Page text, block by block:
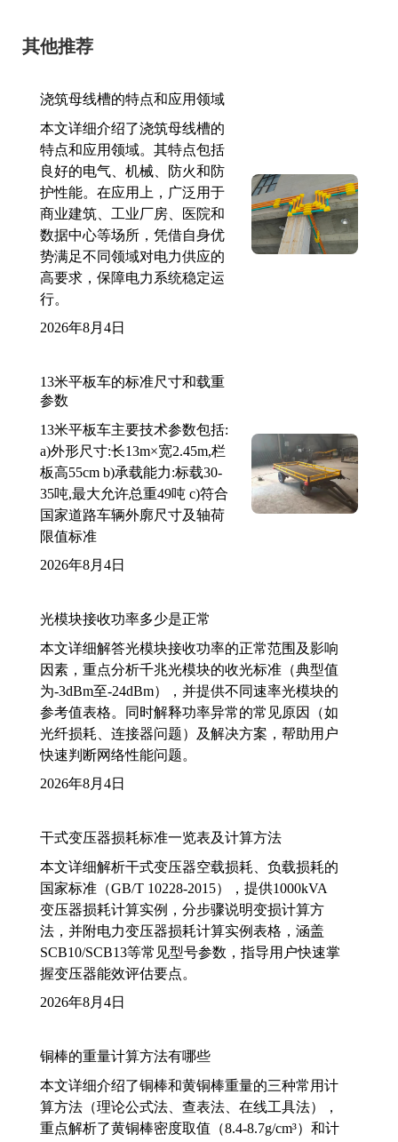
其他推荐
浇筑母线槽的特点和应用领域
本文详细介绍了浇筑母线槽的
特点和应用领域。其特点包括
良好的电气、机械、防火和防
护性能。在应用上，广泛用于
商业建筑、工业厂房、医院和
数据中心等场所，凭借自身优
势满足不同领域对电力供应的
高要求，保障电力系统稳定运
行。
2026年8月4日
13米平板车的标准尺寸和载重
参数
13米平板车主要技术参数包括:
a)外形尺寸:长13m×宽2.45m,栏
板高55cm b)承载能力:标载30-
35吨,最大允许总重49吨 c)符合
国家道路车辆外廓尺寸及轴荷
限值标准
2026年8月4日
光模块接收功率多少是正常
本文详细解答光模块接收功率的正常范围及影响
因素，重点分析千兆光模块的收光标准（典型值
为-3dBm至-24dBm），并提供不同速率光模块的
参考值表格。同时解释功率异常的常见原因（如
光纤损耗、连接器问题）及解决方案，帮助用户
快速判断网络性能问题。
2026年8月4日
干式变压器损耗标准一览表及计算方法
本文详细解析干式变压器空载损耗、负载损耗的
国家标准（GB/T 10228-2015），提供1000kVA
变压器损耗计算实例，分步骤说明变损计算方
法，并附电力变压器损耗计算实例表格，涵盖
SCB10/SCB13等常见型号参数，指导用户快速掌
握变压器能效评估要点。
2026年8月4日
铜棒的重量计算方法有哪些
本文详细介绍了铜棒和黄铜棒重量的三种常用计
算方法（理论公式法、查表法、在线工具法），
重点解析了黄铜棒密度取值（8.4-8.7g/cm³）和计